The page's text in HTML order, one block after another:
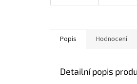
Popis Hodnocení
Detailní popis